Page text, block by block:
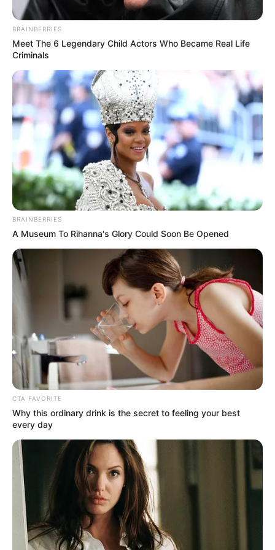
keretében vizsgálja az eset körülményeit.
Mi a bölcsőhalál?
A bölcsőhalálnak az a haláleset számít, amely során
az egy évnél fiatalabb csecsemőt minden előzetes
betegség, tünet nélkül holtan találják kiságyában.
Fontos a diagnózis kimondásában az, hogy sem a
szülők által felvett adatokból, sem a részletes
helyszíni vizsgálat, sem pedig a kórbonctani,
BRAINBERRIES
Meet The 6 Legendary Child Actors Who Became Real Life
Criminals
BRAINBERRIES
A Museum To Rihanna's Glory Could Soon Be Opened
CTA FAVORITE
Why this ordinary drink is the secret to feeling your best
every day